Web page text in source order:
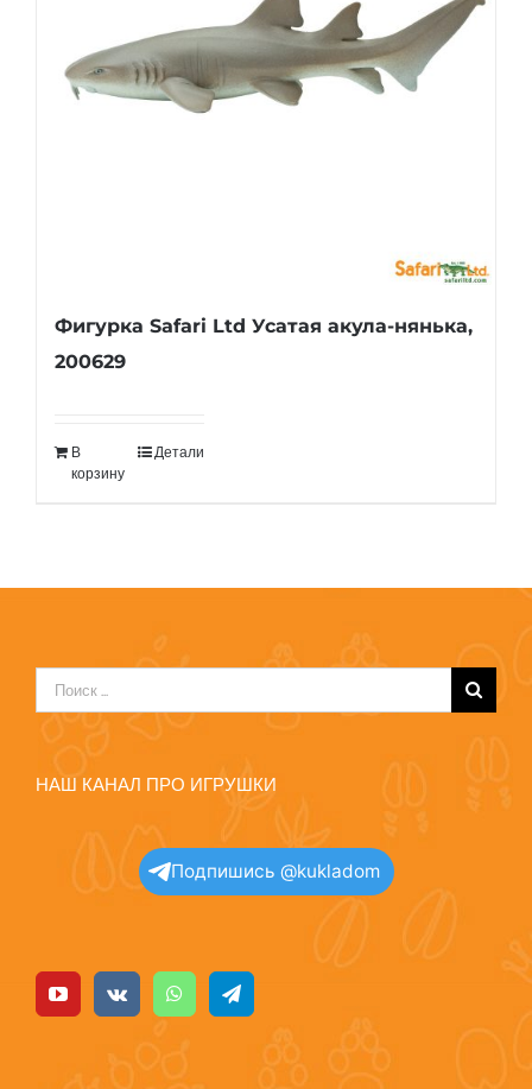
Фигурка Safari Ltd Усатая акула-нянька,
200629
В
корзину
Детали
Результат
поиска:
НАШ КАНАЛ ПРО ИГРУШКИ
Подпишись @kukladom